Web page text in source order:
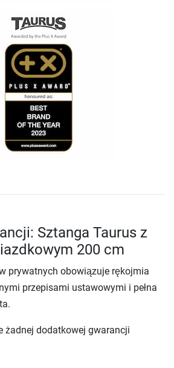
Sztanga Taurus z
200 cm
prywatnych obowiązuje rękojmia
przepisami ustawowymi i pełna
żadnej dodatkowej gwarancji